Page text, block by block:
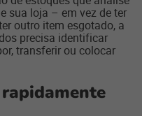
sua loja – em vez de ter
outro item esgotado, a
precisa identificar
transferir ou colocar
rapidamente